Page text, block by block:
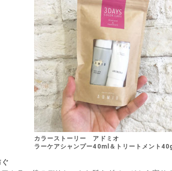
カラーストーリー アドミオ
ラーケアシャンプー40ml＆トリートメント